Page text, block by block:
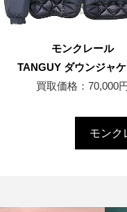
モンクレール
TANGUY ダウンジャケ
買取価格：70,000
モンク